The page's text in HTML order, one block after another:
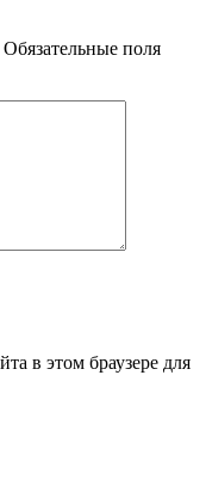
Обязательные поля
в этом браузере для